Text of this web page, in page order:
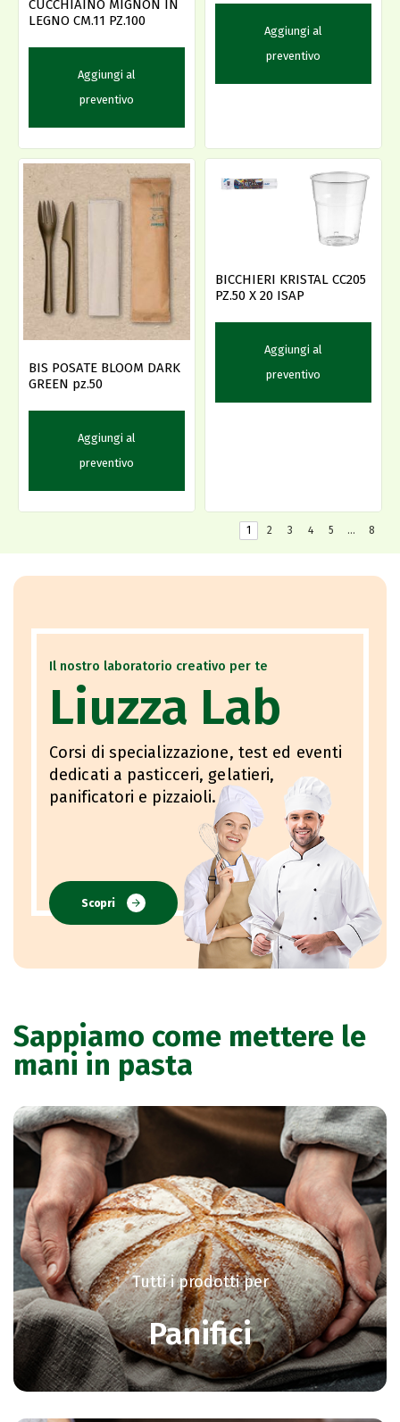
CUCCHIAINO MIGNON IN
LEGNO CM.11 PZ.100
Aggiungi al
preventivo
Aggiungi al
preventivo
BIS POSATE BLOOM DARK
GREEN pz.50
Aggiungi al
preventivo
BICCHIERI KRISTAL CC205
PZ.50 X 20 ISAP
Aggiungi al
preventivo
1 2 3 4 5 … 8
Il nostro laboratorio creativo per te
Liuzza Lab
Corsi di specializzazione, test ed eventi
dedicati a pasticceri, gelatieri,
panificatori e pizzaioli.
Scopri
Sappiamo come mettere le
mani in pasta
Tutti i prodotti per
Panifici